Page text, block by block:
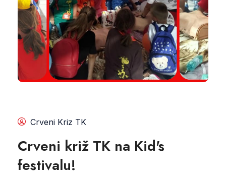
Crveni Kriz TK
Crveni križ TK na Kid's
festivalu!